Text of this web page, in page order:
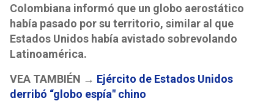
Colombiana informó que un globo aerostático
había pasado por su territorio, similar al que
Estados Unidos había avistado sobrevolando
Latinoamérica.
VEA TAMBIÉN → Ejército de Estados Unidos
derribó “globo espía" chino